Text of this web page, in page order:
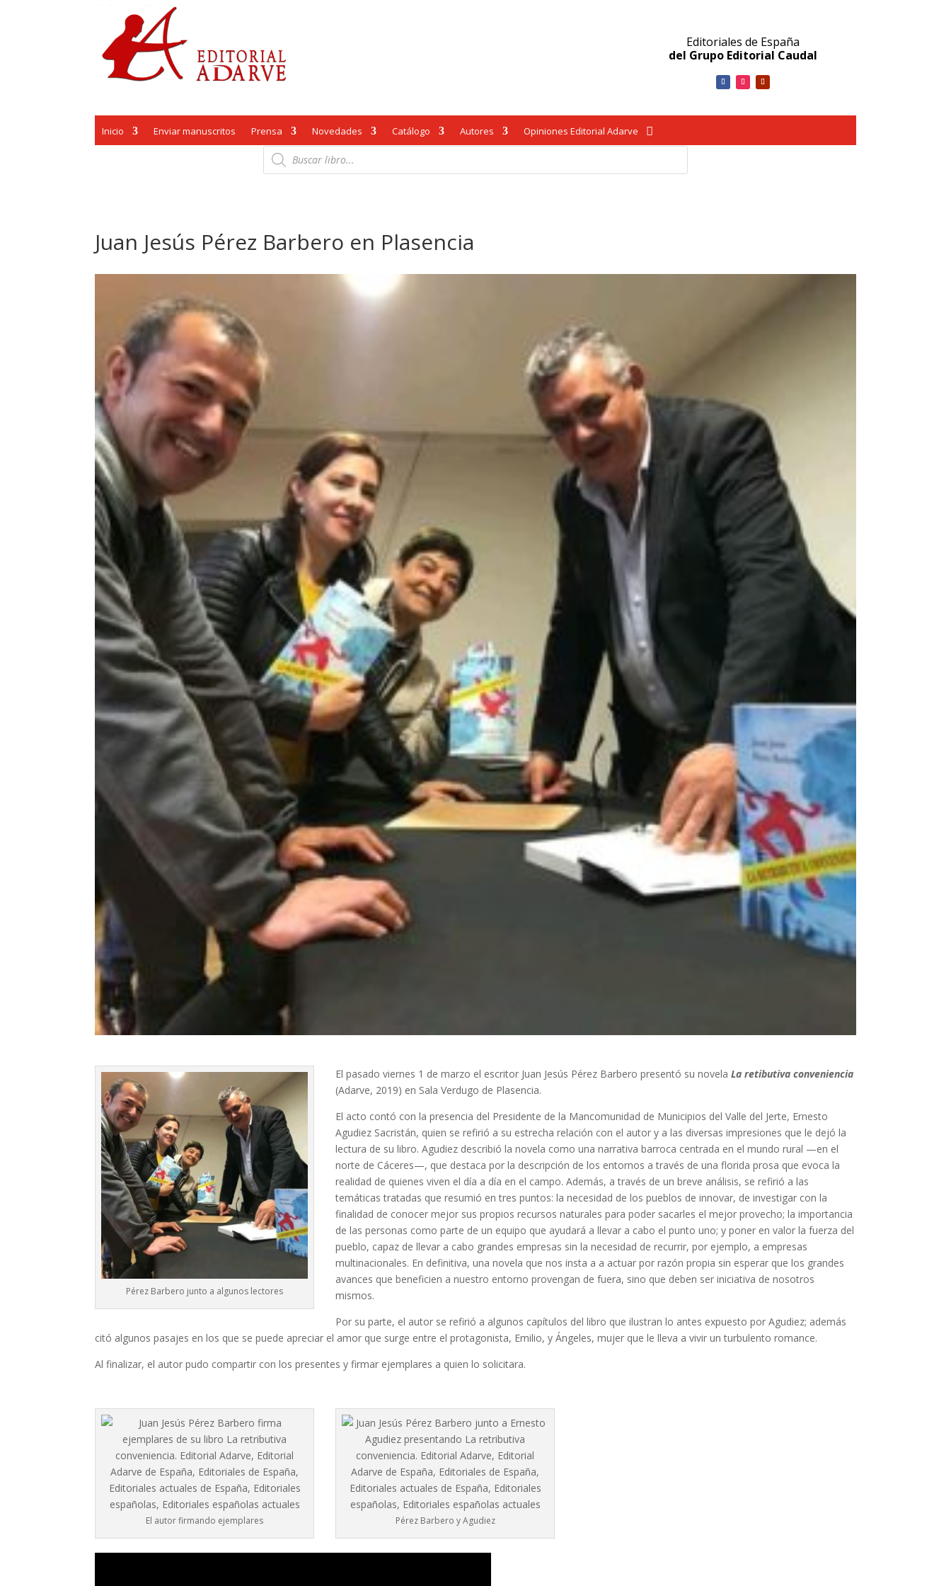
Editoriales de España
del Grupo Editorial Caudal
Inicio Enviar manuscritos Prensa Novedades Catálogo Autores Opiniones Editorial Adarve
Búsqueda
de
productos
Juan Jesús Pérez Barbero en Plasencia
Pérez Barbero junto a algunos lectores
El pasado viernes 1 de marzo el escritor Juan Jesús Pérez Barbero presentó su novelaLa retibutiva conveniencia
(Adarve, 2019) en Sala Verdugo de Plasencia.
El acto contó con la presencia del Presidente de la Mancomunidad de Municipios del Valle del Jerte, Ernesto
Agudiez Sacristán, quien se refirió a su estrecha relación con el autor y a las diversas impresiones que le dejó la
lectura de su libro. Agudiez describió la novela como una narrativa barroca centrada en el mundo rural —en el
norte de Cáceres—, que destaca por la descripción de los entornos a través de una florida prosa que evoca la
realidad de quienes viven el día a día en el campo. Además, a través de un breve análisis, se refirió a las
temáticas tratadas que resumió en tres puntos: la necesidad de los pueblos de innovar, de investigar con la
finalidad de conocer mejor sus propios recursos naturales para poder sacarles el mejor provecho; la importancia
de las personas como parte de un equipo que ayudará a llevar a cabo el punto uno; y poner en valor la fuerza del
pueblo, capaz de llevar a cabo grandes empresas sin la necesidad de recurrir, por ejemplo, a empresas
multinacionales. En definitiva, una novela que nos insta a a actuar por razón propia sin esperar que los grandes
avances que beneficien a nuestro entorno provengan de fuera, sino que deben ser iniciativa de nosotros
mismos.
Por su parte, el autor se refirió a algunos capítulos del libro que ilustran lo antes expuesto por Agudiez; además
citó algunos pasajes en los que se puede apreciar el amor que surge entre el protagonista, Emilio, y Ángeles, mujer que le lleva a vivir un turbulento romance.
Al finalizar, el autor pudo compartir con los presentes y firmar ejemplares a quien lo solicitara.
El autor firmando ejemplares Pérez Barbero y Agudiez